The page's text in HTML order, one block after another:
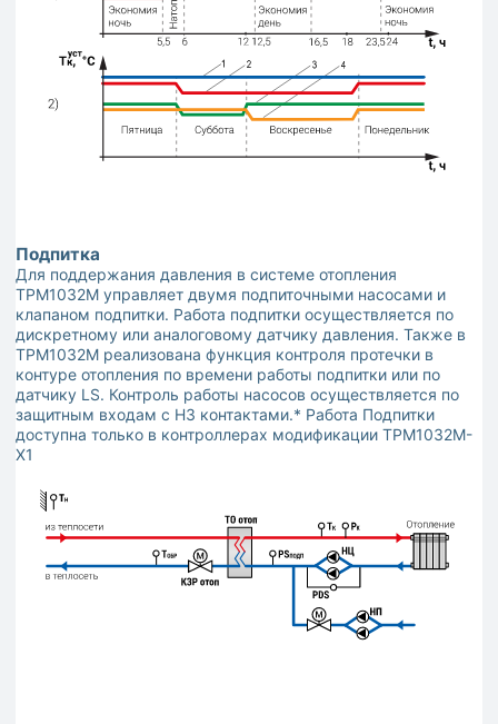
Подпитка
Для поддержания давления в системе отопления
ТРМ1032М управляет двумя подпиточными насосами и
клапаном подпитки. Работа подпитки осуществляется по
дискретному или аналоговому датчику давления. Также в
ТРМ1032М реализована функция контроля протечки в
контуре отопления по времени работы подпитки или по
датчику LS. Контроль работы насосов осуществляется по
защитным входам с НЗ контактами.* Работа Подпитки
доступна только в контроллерах модификации ТРМ1032М-
Х1